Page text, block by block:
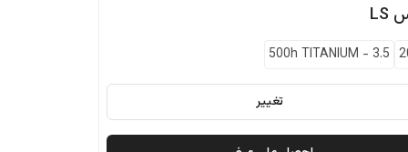
LS
500h TITANIUM - 3.5
تغيير